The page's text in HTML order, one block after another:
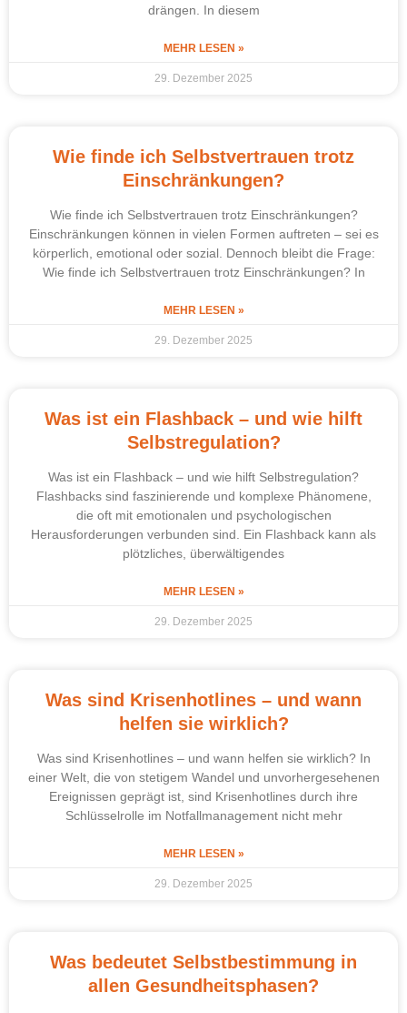
drängen. In diesem
MEHR LESEN »
29. Dezember 2025
Wie finde ich Selbstvertrauen trotz
Einschränkungen?
Wie finde ich Selbstvertrauen trotz Einschränkungen?
Einschränkungen können in vielen Formen auftreten – sei es
körperlich, emotional oder sozial. Dennoch bleibt die Frage:
Wie finde ich Selbstvertrauen trotz Einschränkungen? In
MEHR LESEN »
29. Dezember 2025
Was ist ein Flashback – und wie hilft
Selbstregulation?
Was ist ein Flashback – und wie hilft Selbstregulation?
Flashbacks sind faszinierende und komplexe Phänomene,
die oft mit emotionalen und psychologischen
Herausforderungen verbunden sind. Ein Flashback kann als
plötzliches, überwältigendes
MEHR LESEN »
29. Dezember 2025
Was sind Krisenhotlines – und wann
helfen sie wirklich?
Was sind Krisenhotlines – und wann helfen sie wirklich? In
einer Welt, die von stetigem Wandel und unvorhergesehenen
Ereignissen geprägt ist, sind Krisenhotlines durch ihre
Schlüsselrolle im Notfallmanagement nicht mehr
MEHR LESEN »
29. Dezember 2025
Was bedeutet Selbstbestimmung in
allen Gesundheitsphasen?